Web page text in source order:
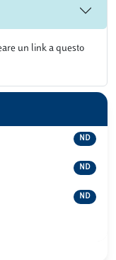
un link a questo
ND
ND
ND